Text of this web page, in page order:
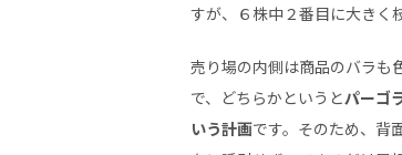
すが、６株中２番目に大きく
売り場の内側は商品のバラも
で、どちらかというとパーゴ
いう計画です。そのため、背